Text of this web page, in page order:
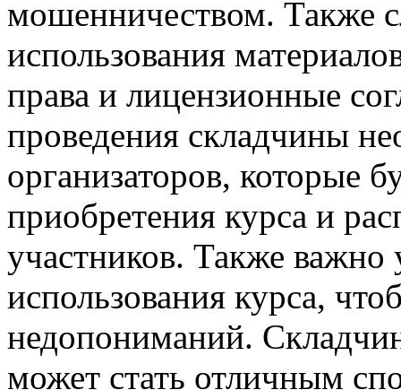
мошенничеством. Также
использования
права и лицензионные
проведения складчины
организаторов, которые
приобретения курса и
участников. Также важно
использования курса,
недопониманий.
может стать отличным